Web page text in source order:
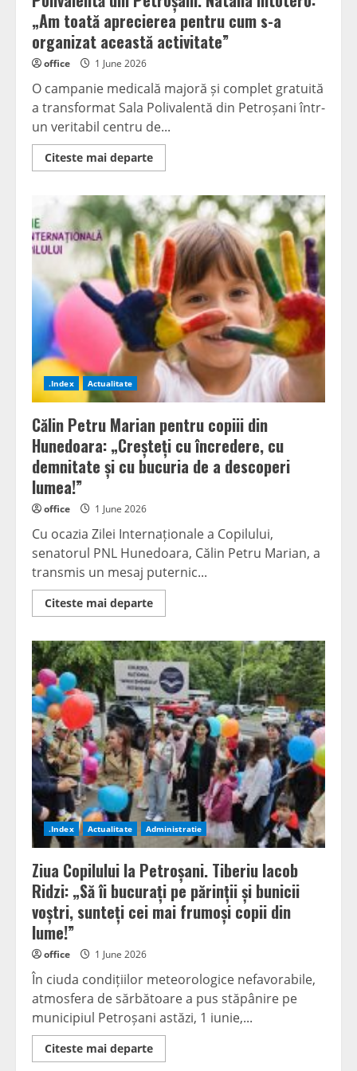
„Am toată aprecierea pentru cum s-a
organizat această activitate”
office 1 June 2026
O campanie medicală majoră și complet gratuită
a transformat Sala Polivalentă din Petroșani într-
un veritabil centru de...
Citeste mai departeRead
more
și
investigații
gratuite
la
Sala
Polivalentă
din
Petroșani.
Natalia
Intotero:
„Am
toată
aprecierea
pentru
cum
s-
a
organizat
această
.Index Actualitate
Călin Petru Marian pentru copiii din
Hunedoara: „Creșteți cu încredere, cu
demnitate și cu bucuria de a descoperi
lumea!”
office 1 June 2026
Cu ocazia Zilei Internaționale a Copilului,
senatorul PNL Hunedoara, Călin Petru Marian, a
transmis un mesaj puternic...
Citeste mai departeRead
more
Petru
Marian
pentru
copiii
din
Hunedoara:
„Creșteți
cu
încredere,
cu
demnitate
și
cu
bucuria
de
a
descoperi
lumea!”
.Index Actualitate Administratie
Ziua Copilului la Petroșani. Tiberiu Iacob
Ridzi: „Să îi bucurați pe părinții și bunicii
voștri, sunteți cei mai frumoși copii din
lume!”
office 1 June 2026
În ciuda condițiilor meteorologice nefavorabile,
atmosfera de sărbătoare a pus stăpânire pe
municipiul Petroșani astăzi, 1 iunie,...
Citeste mai departeRead
more